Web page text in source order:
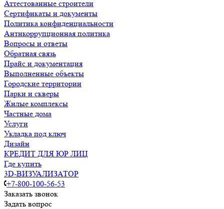
Аттестованные строители
Сертификаты и документы
Политика конфиденциальности
Антикоррупционная политика
Вопросы и ответы
Обратная связь
Прайс и документация
Выполненные объекты
Городские территории
Парки и скверы
Жилые комплексы
Частные дома
Услуги
Укладка под ключ
Дизайн
КРЕДИТ ДЛЯ ЮР ЛИЦ
Где купить
3D-ВИЗУАЛИЗАТОР
+7-800-100-56-53
Заказать звонок
Задать вопрос